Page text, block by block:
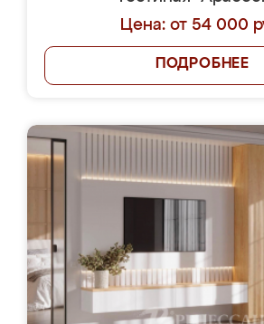
Цена: от 54 000
ПОДРОБНЕЕ